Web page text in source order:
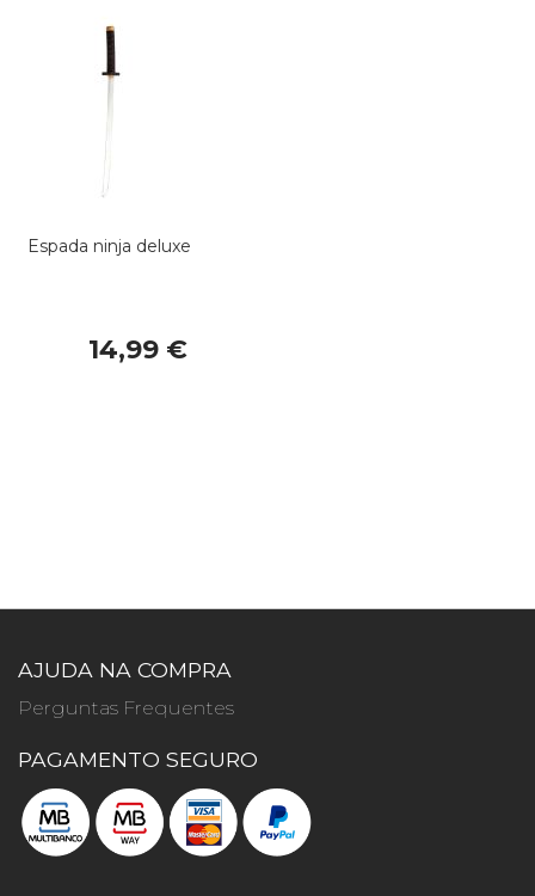
Espada ninja deluxe
14,99 €
AJUDA NA COMPRA
Perguntas Frequentes
PAGAMENTO SEGURO